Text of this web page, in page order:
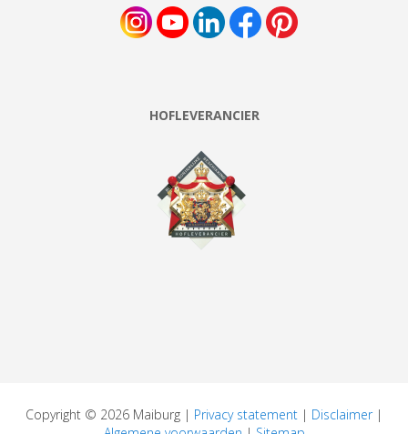
HOFLEVERANCIER
Copyright © 2026 Maiburg | Privacy statement | Disclaimer|